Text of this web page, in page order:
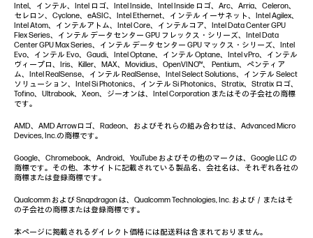
Intel、インテル、Intel ロゴ、Intel Inside、Intel Inside ロゴ、Arc、Arria、Celeron、
セレロン、Cyclone、eASIC、Intel Ethernet、インテル イーサネット、Intel Agilex、
Intel Atom、インテルアトム、Intel Core、インテルコア、Intel Data Center GPU
Flex Series、インテル データセンター GPU フレックス・シリーズ、Intel Data
Center GPU Max Series、インテル データセンター GPU マックス・シリーズ、Intel
Evo、インテル Evo、Gaudi、Intel Optane、インテル Optane、Intel vPro、インテル
ヴィープロ、Iris、Killer、MAX、Movidius、OpenVINO™、 Pentium、ペンティア
ム、Intel RealSense、インテル RealSense、Intel Select Solutions、インテル Select
ソリューション、Intel Si Photonics、インテル Si Photonics、Stratix、Stratix ロゴ、
Tofino、Ultrabook、Xeon、ジーオンは、Intel Corporation またはその子会社の商標
です。
AMD、AMD Arrowロゴ、Radeon、およびそれらの組み合わせは、Advanced Micro
Devices, Inc.の商標です。
Google、Chromebook、Android、YouTube およびその他のマークは、Google LLC の
商標です。その他、本サイトに記載されている製品名、会社名は、それぞれ各社の
商標または登録商標です。
Qualcomm および Snapdragon は、Qualcomm Technologies, Inc. および／またはそ
の子会社の商標または登録商標です。
本ページに掲載されるダイレクト価格には配送料は含まれておりません。